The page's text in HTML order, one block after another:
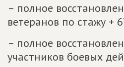
– полное
ветеранов по стажу +
– полное
участников боевых